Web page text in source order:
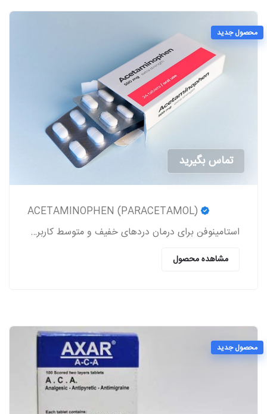
محصول جدید
تماس بگیرید
استامینوفن برای درمان دردهای خفیف و متوسط کاربرد داشته و یک کاهنده تب به شمار می‎رود.
مشاهده محصول
محصول جدید